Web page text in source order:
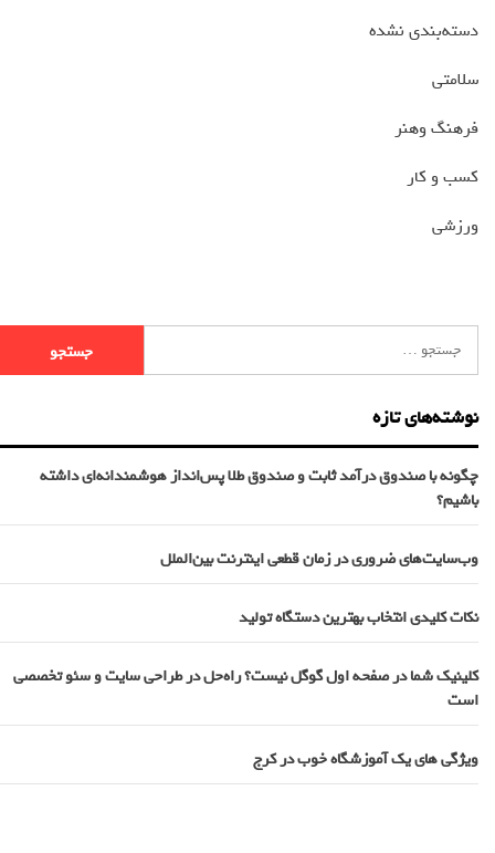
دسته‌بندی نشده
سلامتی
فرهنگ وهنر
کسب و کار
ورزشی
نوشته‌های تازه
چگونه با صندوق درآمد ثابت و صندوق طلا پس‌انداز هوشمندانه‌ای داشته
باشیم؟
وب‌سایت‌های ضروری در زمان قطعی اینترنت بین‌الملل
نکات کلیدی انتخاب بهترین دستگاه تولید
کلینیک شما در صفحه اول گوگل نیست؟ راه‌حل در طراحی سایت و سئو تخصصی
است
ویژگی های یک آموزشگاه خوب در کرج